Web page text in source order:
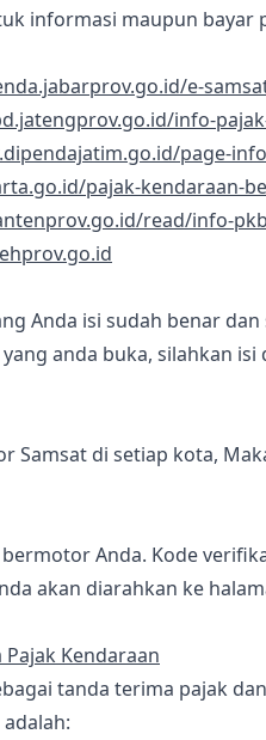
informasi maupun
e-
info-
page-
pajak-kendaraan-
read/info-pkb
Anda isi sudah benar
anda buka, silahkan
Samsat di setiap kota,
Anda. Kode
akan diarahkan ke
Kendaraan
tanda terima pajak